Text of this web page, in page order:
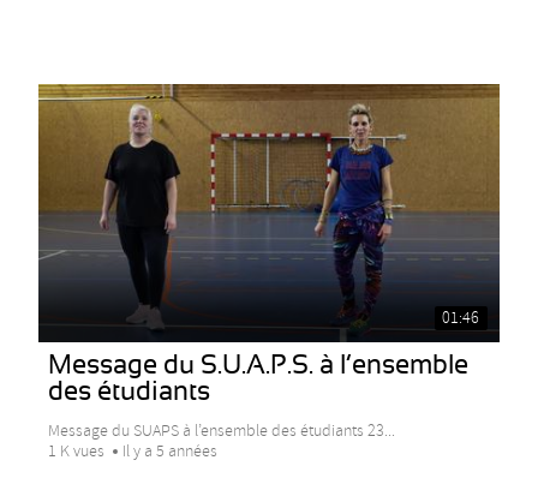
01:46
Message du S.U.A.P.S. à l’ensemble
des étudiants
Message du SUAPS à l’ensemble des étudiants 23...
1 K vues
Il y a 5 années